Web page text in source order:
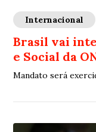
Internacional
Brasil vai
e Social da
Mandato será